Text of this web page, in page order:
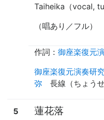
Taiheika（vocal,
（唱あり／フル）
作詞： 御座楽復元
御座楽復元演奏研
弥
長線（ちょうせ
5 蓮花落